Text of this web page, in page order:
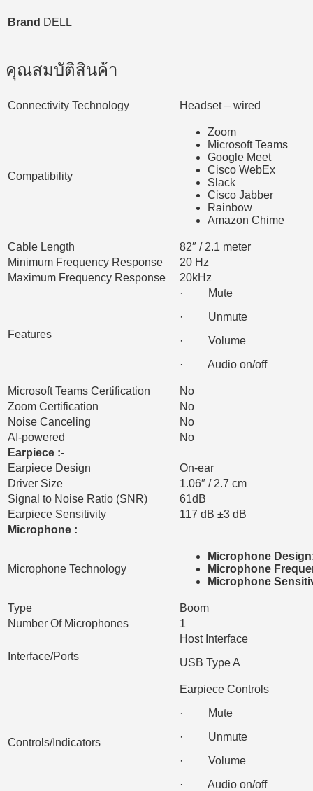
Brand DELL
คุณสมบัติสินค้า
Connectivity Technology Headset – wired
Compatibility
Zoom
Microsoft Teams
Google Meet
Cisco WebEx
Slack
Cisco Jabber
Rainbow
Amazon Chime
Cable Length
82″ / 2.1 meter
Minimum Frequency Response
20 Hz
Maximum Frequency Response
20kHz
Features
· Mute
· Unmute
· Volume
· Audio on/off
Microsoft Teams Certification
No
Zoom Certification
No
Noise Canceling
No
AI-powered
No
Earpiece :-
Earpiece Design
On-ear
Driver Size
1.06″ / 2.7 cm
Signal to Noise Ratio (SNR)
61dB
Earpiece Sensitivity
117 dB ±3 dB
Microphone :
Microphone Technology
Microphone
Microphone
Microphone
Type
Boom
Number Of Microphones
1
Interface/Ports
Host Interface
USB Type A
Controls/Indicators
Earpiece Controls
· Mute
· Unmute
· Volume
· Audio on/off